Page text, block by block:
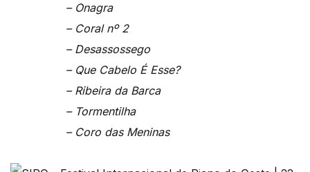
– Onagra
– Coral nº 2
– Desassossego
– Que Cabelo É Esse?
– Ribeira da Barca
– Tormentilha
– Coro das Meninas